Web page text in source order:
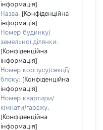
інформація]
Назва: [Конфіденційна
інформація]
Номер будинку/
земельної ділянки:
[Конфіденційна
інформація]
Номер корпусу/секції/
блоку: [Конфіденційна
інформація]
Номер квартири/
кімнати/гаражу:
[Конфіденційна
інформація]